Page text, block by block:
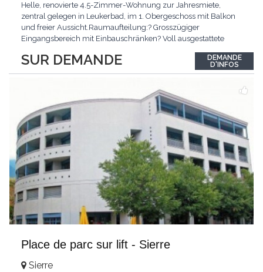
SUR DEMANDE
Helle, renovierte 4.5-Zimmer-Wohnung zur Jahresmiete,
zentral gelegen in Leukerbad, im 1. Obergeschoss mit Balkon
und freier Aussicht.Raumaufteilung:? Grosszügiger
Eingangsbereich mit Einbauschränken? Voll ausgestattete
Wohnbereich? Drei Schlafzimmer (inkl. Elternschlafzimmer
mit Einbauschränken)? Badezimmer und Duschbad?
DEMANDE
D'INFOS
Place de parc sur lift - Sierre
Sierre